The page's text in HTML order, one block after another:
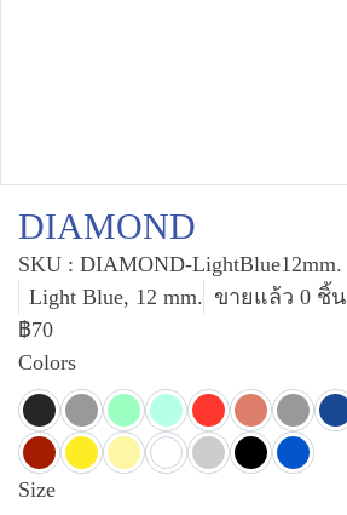
DIAMOND
SKU : DIAMOND-LightBlue12mm.
Light Blue, 12 mm. ขายแล้ว 0 ชิ้น
฿70
Colors
Size